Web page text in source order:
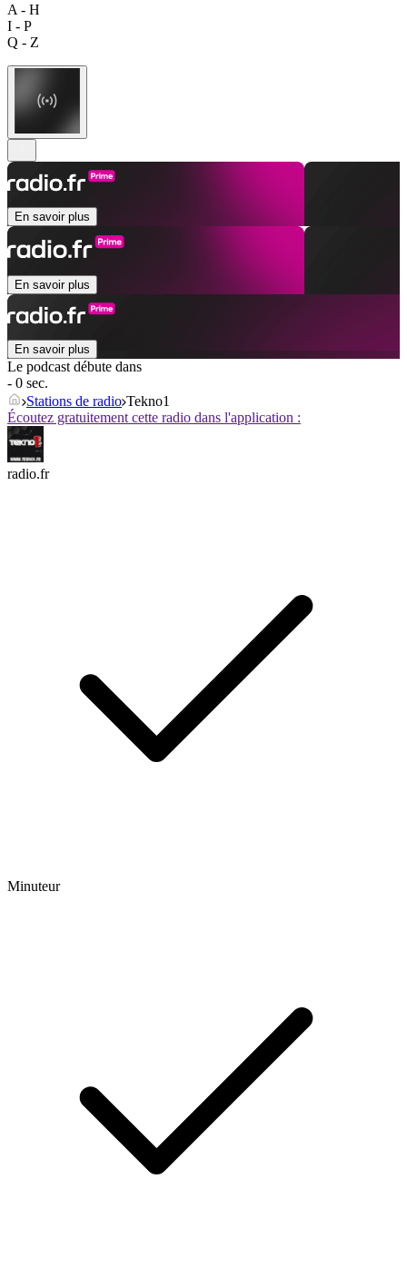
A - H
I - P
Q - Z
En savoir plus
En savoir plus
En savoir plus
Le podcast débute dans
- 0 sec.
Stations de radio Tekno1
Écoutez gratuitement cette radio dans l'application :
radio.fr
Minuteur